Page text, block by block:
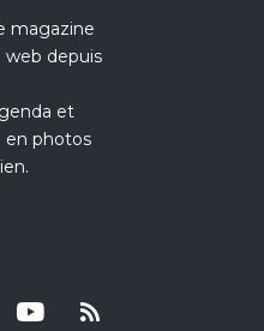
magazine
web depuis
et
en photos